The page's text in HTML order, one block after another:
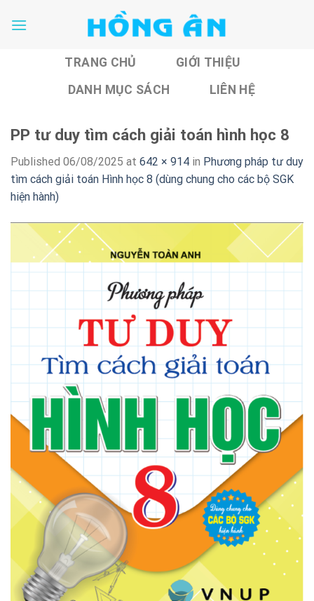
TRANG CHỦ
GIỚI THIỆU
DANH MỤC SÁCH
LIÊN HỆ
PP tư duy tìm cách giải toán hình học 8
Published 06/08/2025 at 642 × 914 in Phương pháp tư duy
tìm cách giải toán Hình học 8 (dùng chung cho các bộ SGK
hiện hành)